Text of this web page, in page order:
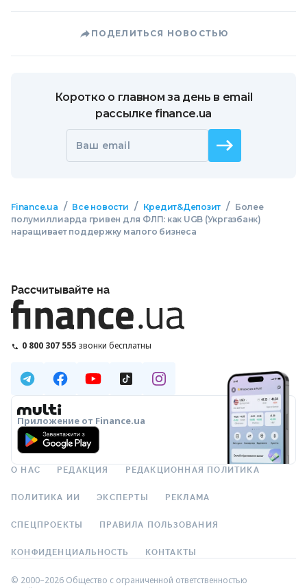
ПОДЕЛИТЬСЯ НОВОСТЬЮ
Коротко о главном за день в email
рассылке finance.ua
Ваш email
Finance.ua / Все новости / Кредит&Депозит /
Более
полумиллиарда гривен для ФЛП: как UGB (Укргазбанк)
наращивает поддержку малого бизнеса
Рассчитывайте на
0 800 307 555 звонки бесплатны
Приложение от Finance.ua
О НАС РЕДАКЦИЯ РЕДАКЦИОННАЯ ПОЛИТИКА
ПОЛИТИКА ИИ ЭКСПЕРТЫ РЕКЛАМА
СПЕЦПРОЕКТЫ ПРАВИЛА ПОЛЬЗОВАНИЯ
КОНФИДЕНЦИАЛЬНОСТЬ КОНТАКТЫ
© 2000–2026 Общество с ограниченной ответственностью